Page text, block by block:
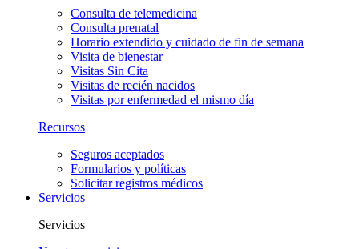
Consulta de telemedicina
Consulta prenatal
Horario extendido y cuidado de fin de semana
Visita de bienestar
Visitas Sin Cita
Visitas de recién nacidos
Visitas por enfermedad el mismo día
Recursos
Seguros aceptados
Formularios y políticas
Solicitar registros médicos
Servicios
Servicios